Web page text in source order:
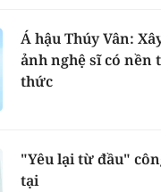
Á hậu Thúy Vân:
ảnh nghệ sĩ có nền
thức
"Yêu lại từ đầu"
tại